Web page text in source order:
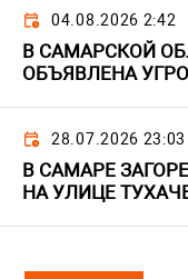
04.08.2026 2:42
В САМАРСКОЙ
ОБЪЯВЛЕНА
28.07.2026 23:03
В САМАРЕ
НА УЛИЦЕ